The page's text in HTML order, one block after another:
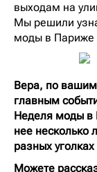
выходам на
Мы решили
моды в Париже
Вера, по
главным
Неделя моды в
нее несколько
разных
Можете